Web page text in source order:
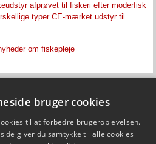
afprøvet til fiskeri efter moderfisk
typer CE-mærket udstyr til
om fiskepleje
Ressourcer
bruger cookies
til at forbedre brugeroplevelsen.
giver du samtykke til alle cookies i